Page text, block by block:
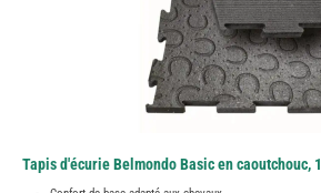
Tapis d'écurie Belmondo Basic en caoutchouc,